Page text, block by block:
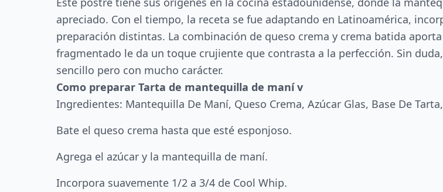
apreciado. Con el tiempo, la receta se fue adaptando en Latinoamérica,
preparación distintas. La combinación de queso crema y crema batida
fragmentado le da un toque crujiente que contrasta a la perfección. Sin
sencillo pero con mucho carácter.
Como preparar Tarta de mantequilla de maní v
Ingredientes: Mantequilla De Maní, Queso Crema, Azúcar Glas, Base De
Bate el queso crema hasta que esté esponjoso.
Agrega el azúcar y la mantequilla de maní.
Incorpora suavemente 1/2 a 3/4 de Cool Whip.